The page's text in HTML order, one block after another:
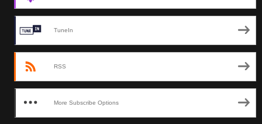
TuneIn
RSS
More Subscribe Options